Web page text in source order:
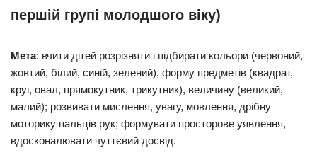
першій групі молодшого віку)
Мета: вчити дітей розрізняти і підбирати кольори (червоний,
жовтий, білий, синій, зелений), форму предметів (квадрат,
круг, овал, прямокутник, трикутник), величину (великий,
малий); розвивати мислення, увагу, мовлення, дрібну
моторику пальців рук; формувати просторове уявлення,
вдосконалювати чуттєвий досвід.